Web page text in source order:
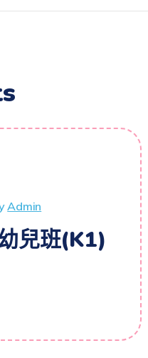
Admin
兒班(K1)